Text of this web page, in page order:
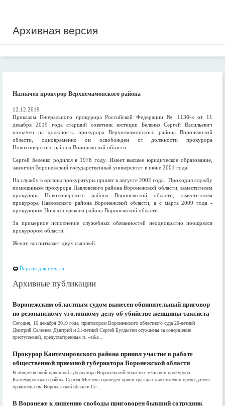
Архивная версия
Назначен прокурор Верхнемамонского района
12.12.2019
Приказом Генерального прокурора Российской Федерации № 1136-к от 11
декабря 2019 года старший советник юстиции Беленко Сергей Васильевич
назначен на должность прокурора Верхнемамонского района Воронежской
области, одновременно он освобожден от должности прокурора
Новохоперского района Воронежской области.
Сергей Беленко родился в 1978 году. Имеет высшее юридическое образование,
закончил Воронежский государственный университет в июне 2001 года.
На службу в органы прокуратуры принят в августе 2002 года. Проходил службу
помощником прокурора Павловского района Воронежской области, заместителем
прокурора Новохоперского района Воронежской области, заместителем
прокурора Павловского района Воронежской области, а с марта 2009 года -
прокурором Новохоперского района Воронежской области.
За примерное исполнение служебных обязанностей неоднократно поощрялся
прокурором области.
Женат, воспитывает двух сыновей.
🖨 Версия для печати
Архивные публикации
Воронежским областным судом вынесен обвинительный приговор
по резонансному уголовному делу об убийстве женщины-таксиста
Сегодня, 16 декабря 2019 года, приговором Воронежского областного суда 20-летний
Дмитрий Селезнев Дмитрий и 21-летний Сергей Булдыгин осуждены за совершение
преступлений, предусмотренных п. «в&r...
Прокурор Кантемировского района принял участие в работе
общественной приемной губернатора Воронежской области
В общественной приемной губернатора Воронежской области с участием прокурора
Кантемировского района Сергея Метлева проведен прием граждан заместителем председателя
правительства Воронежской области Се...
В Воронеже к лишению свободы приговорен бывший сотрудник